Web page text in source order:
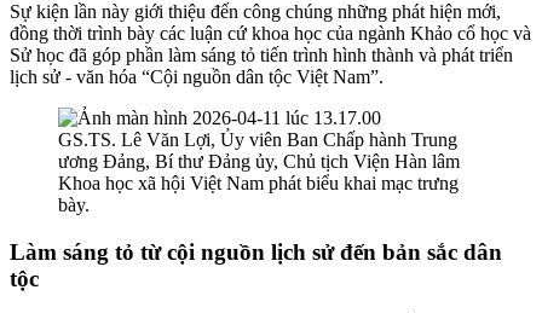
Sự kiện lần này giới thiệu đến công chúng những phát hiện mới,
đồng thời trình bày các luận cứ khoa học của ngành Khảo cổ học và
Sử học đã góp phần làm sáng tỏ tiến trình hình thành và phát triển
lịch sử - văn hóa “Cội nguồn dân tộc Việt Nam”.
GS.TS. Lê Văn Lợi, Ủy viên Ban Chấp hành Trung
ương Đảng, Bí thư Đảng ủy, Chủ tịch Viện Hàn lâm
Khoa học xã hội Việt Nam phát biểu khai mạc trưng
bày.
Làm sáng tỏ từ cội nguồn lịch sử đến bản sắc dân
tộc